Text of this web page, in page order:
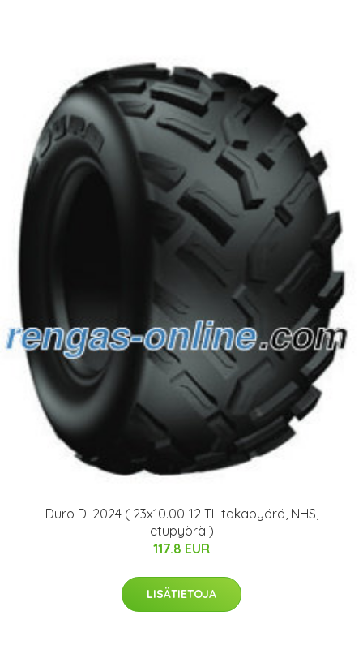
Duro DI 2024 ( 23x10.00-12 TL takapyörä, NHS,
etupyörä )
117.8 EUR
LISÄTIETOJA